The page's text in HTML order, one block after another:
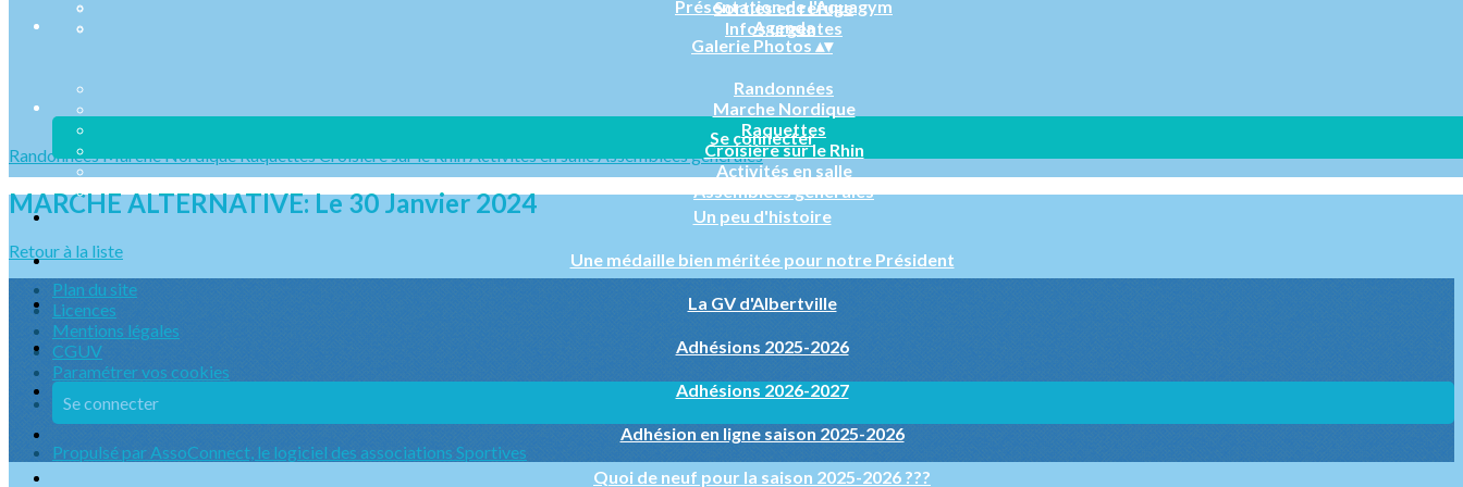
Sorties en refuge
Infos urgentes
Présentation de l'Aquagym
Agenda
Galerie Photos ▴▾
Randonnées
Marche Nordique
Raquettes
Croisière sur le Rhin
Activités en salle
Assemblées générales
Se connecter
Un peu d'histoire
Une médaille bien méritée pour notre Président
La GV d'Albertville
Adhésions 2025-2026
Adhésions 2026-2027
Adhésion en ligne saison 2025-2026
Quoi de neuf pour la saison 2025-2026 ???
RandonnéesMarche NordiqueRaquettesCroisière sur le RhinActivités en salleAssemblées générales
MARCHE ALTERNATIVE: Le 30 Janvier 2024
Retour à la liste
Plan du site
Licences
Mentions légales
CGUV
Paramétrer vos cookies
Se connecter
Propulsé par AssoConnect, le logiciel des associations Sportives